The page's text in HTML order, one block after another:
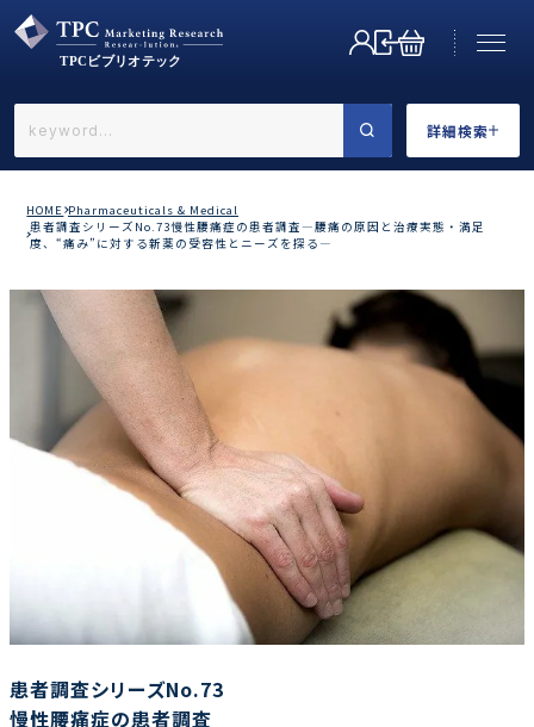
詳細検索
←戻る
業界で選ぶ
カテゴリで選ぶ
調査の種類で選ぶ
HOME Pharmaceuticals & Medical
患者調査シリーズNo.73慢性腰痛症の患者調査―腰痛の原因と治療実態・満足
度、“痛み”に対する新薬の受容性とニーズを探る―
患者調査シリーズNo.73
慢性腰痛症の患者調査